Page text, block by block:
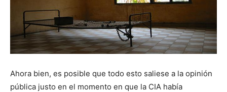
Ahora bien, es posible que todo esto saliese a la opinión
pública justo en el momento en que la CIA había